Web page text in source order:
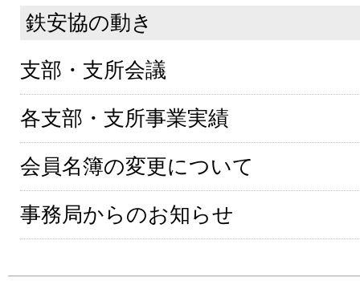
鉄安協の動き
支部・支所会議
各支部・支所事業実績
会員名簿の変更について
事務局からのお知らせ